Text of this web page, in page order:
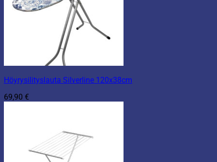
Höyrysilityslauta Silverline 120x38cm
69,90 €